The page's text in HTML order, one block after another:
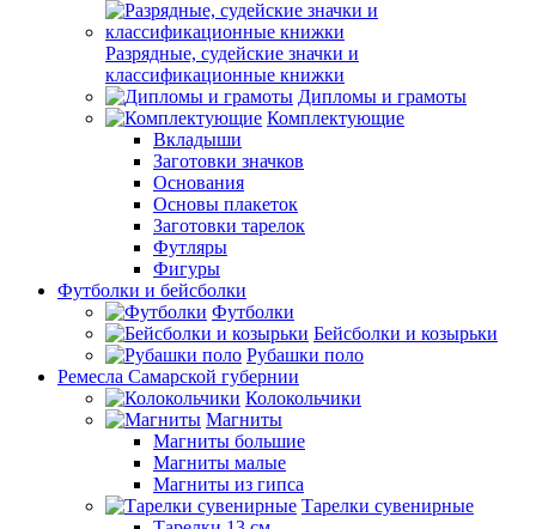
Разрядные, судейские значки и
классификационные книжки
Дипломы и грамоты
Комплектующие
Вкладыши
Заготовки значков
Основания
Основы плакеток
Заготовки тарелок
Футляры
Фигуры
Футболки и бейсболки
Футболки
Бейсболки и козырьки
Рубашки поло
Ремесла Самарской губернии
Колокольчики
Магниты
Магниты большие
Магниты малые
Магниты из гипса
Тарелки сувенирные